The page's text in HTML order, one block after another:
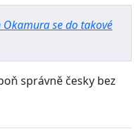
se do takové
správně česky bez